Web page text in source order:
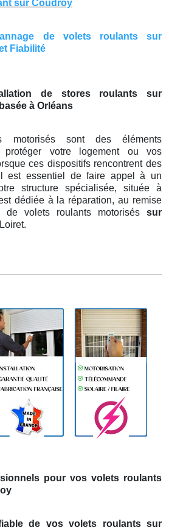
sur Coudroy
de volets roulants sur
Fiabilité
de stores roulants sur
à Orléans
motorisés sont des éléments
protéger votre logement ou vos
ces dispositifs rencontrent des
il est essentiel de faire appel à un
structure spécialisée, située à
dédiée à la réparation, au remise
volets roulants motorisés sur
pour vos volets roulants
de vos volets roulants sur